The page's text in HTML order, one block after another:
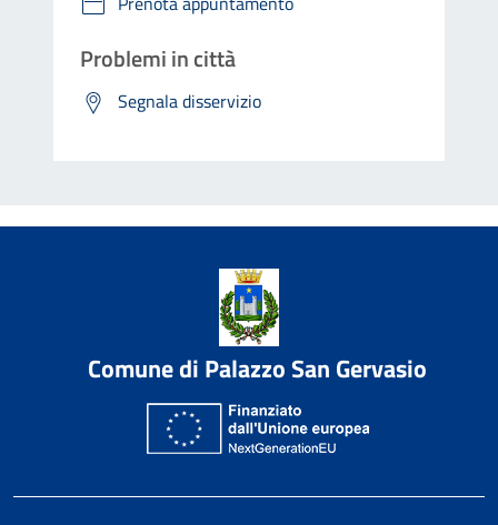
Problemi in città
Segnala disservizio
Comune di Palazzo San Gervasio